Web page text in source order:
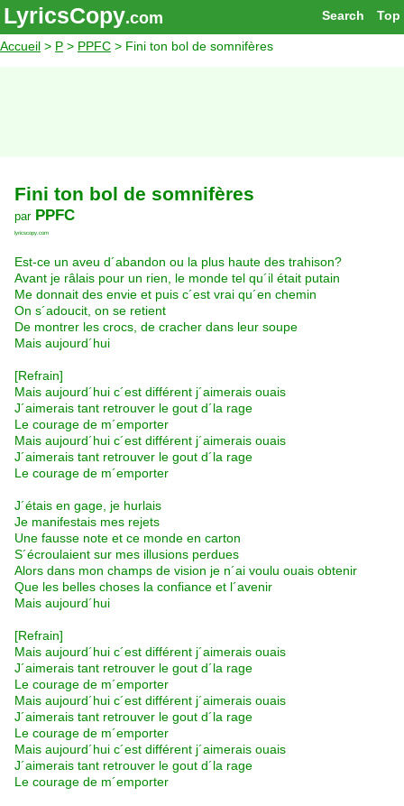
Top
Search
LyricsCopy.com
Accueil > P > PPFC > Fini ton bol de somnifères
Fini ton bol de somnifères
par PPFC
lyricscopy.com
Est-ce un aveu d´abandon ou la plus haute des trahison?
Avant je râlais pour un rien, le monde tel qu´il était putain
Me donnait des envie et puis c´est vrai qu´en chemin
On s´adoucit, on se retient
De montrer les crocs, de cracher dans leur soupe
Mais aujourd´hui
[Refrain]
Mais aujourd´hui c´est différent j´aimerais ouais
J´aimerais tant retrouver le gout d´la rage
Le courage de m´emporter
Mais aujourd´hui c´est différent j´aimerais ouais
J´aimerais tant retrouver le gout d´la rage
Le courage de m´emporter
J´étais en gage, je hurlais
Je manifestais mes rejets
Une fausse note et ce monde en carton
S´écroulaient sur mes illusions perdues
Alors dans mon champs de vision je n´ai voulu ouais obtenir
Que les belles choses la confiance et l´avenir
Mais aujourd´hui
[Refrain]
Mais aujourd´hui c´est différent j´aimerais ouais
J´aimerais tant retrouver le gout d´la rage
Le courage de m´emporter
Mais aujourd´hui c´est différent j´aimerais ouais
J´aimerais tant retrouver le gout d´la rage
Le courage de m´emporter
Mais aujourd´hui c´est différent j´aimerais ouais
J´aimerais tant retrouver le gout d´la rage
Le courage de m´emporter